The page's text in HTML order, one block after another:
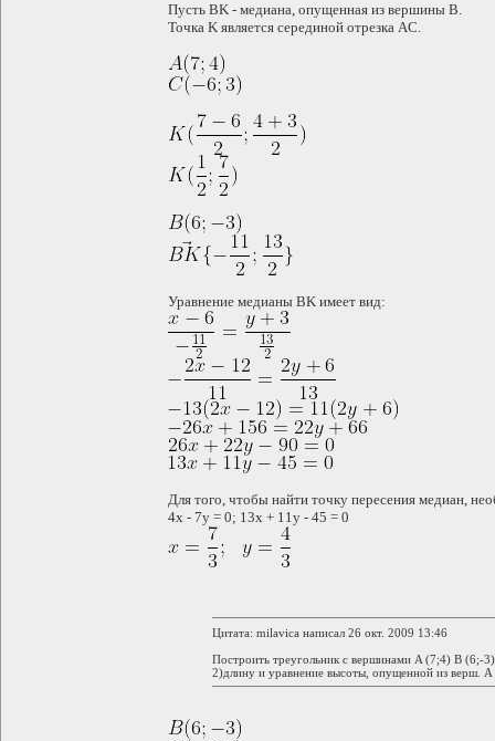
Пусть BK - медиана, опущенная из вершины B.
Точка K является серединой отрезка AC.
Уравнение медианы BK имеет вид:
Для того, чтобы найти точку пересения медиан,
4x - 7y = 0; 13x + 11y - 45 = 0
Цитата: milavica написал 26 окт. 2009 13:46
Построить треугольник с вершинами A (7;4) B (6;-
2)длину и уравнение высоты, опущенной из верш. А